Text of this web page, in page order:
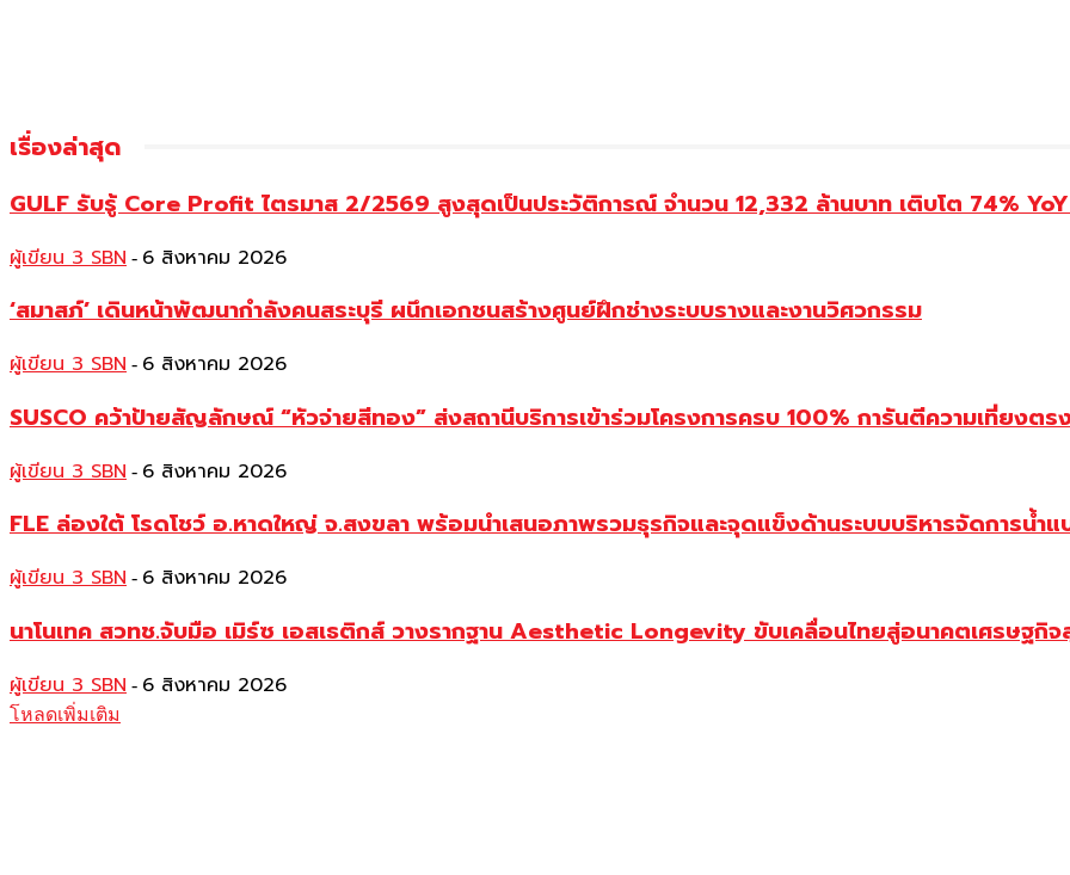
เรื่องล่าสุด
GULF รับรู้ Core Profit ไตรมาส 2/2569 สูงสุดเป็นประวัติการณ์ จำนวน 12,332 ล้านบาท เติบโต 74%
ผู้เขียน 3 SBN - 6 สิงหาคม 2026
‘สมาสภ์’ เดินหน้าพัฒนากำลังคนสระบุรี ผนึกเอกชนสร้างศูนย์ฝึกช่างระบบรางและงานวิศวกรรม
ผู้เขียน 3 SBN - 6 สิงหาคม 2026
SUSCO คว้าป้ายสัญลักษณ์ “หัวจ่ายสีทอง” ส่งสถานีบริการเข้าร่วมโครงการครบ 100% การันตีความเที่ยงตร
ผู้เขียน 3 SBN - 6 สิงหาคม 2026
FLE ล่องใต้ โรดโชว์ อ.หาดใหญ่ จ.สงขลา พร้อมนำเสนอภาพรวมธุรกิจและจุดแข็งด้านระบบบริหารจัดการน้
ผู้เขียน 3 SBN - 6 สิงหาคม 2026
นาโนเทค สวทช.จับมือ เมิร์ซ เอสเธติกส์ วางรากฐาน Aesthetic Longevity ขับเคลื่อนไทยสู่อนาคตเศรษฐกิ
ผู้เขียน 3 SBN - 6 สิงหาคม 2026
โหลดเพิ่มเติม